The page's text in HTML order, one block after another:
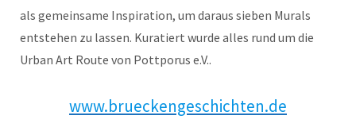
als gemeinsame Inspiration, um daraus sieben Murals
entstehen zu lassen. Kuratiert wurde alles rund um die
Urban Art Route von Pottporus e.V..
www.brueckengeschichten.de